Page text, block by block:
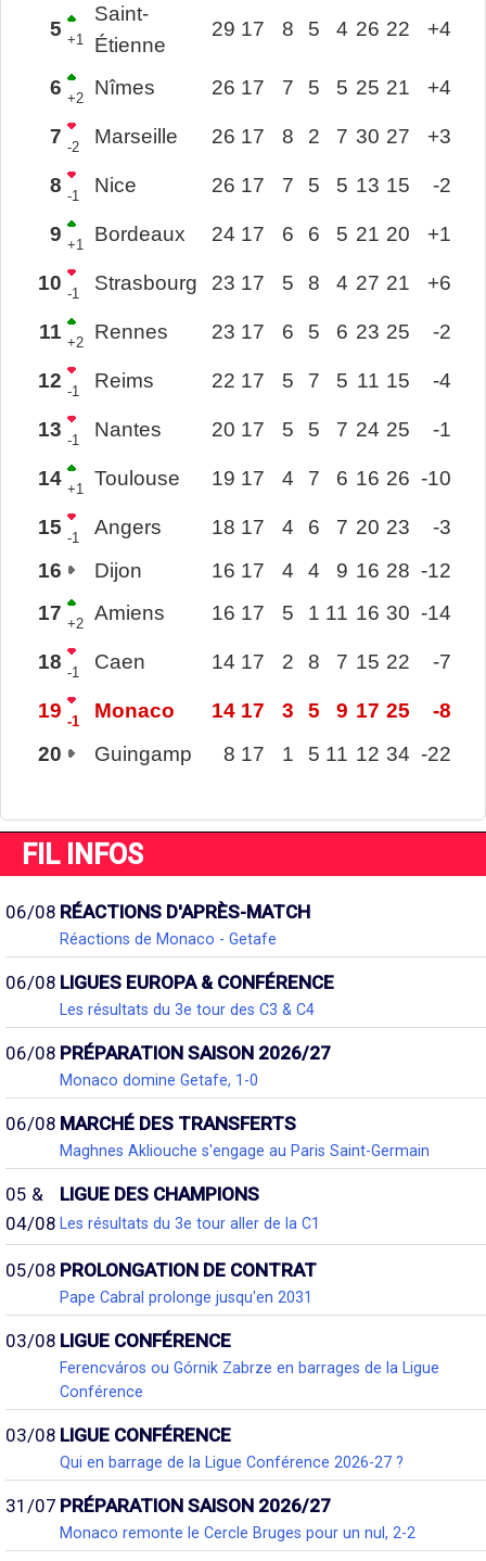
5 +1
Saint-
Étienne
29 17 8 5 4 26 22 +4
6 +2 Nîmes 26 17 7 5 5 25 21 +4
7 -2 Marseille 26 17 8 2 7 30 27 +3
8 -1 Nice 26 17 7 5 5 13 15 -2
9 +1 Bordeaux 24 17 6 6 5 21 20 +1
10 -1 Strasbourg 23 17 5 8 4 27 21 +6
11 +2 Rennes 23 17 6 5 6 23 25 -2
12 -1 Reims 22 17 5 7 5 11 15 -4
13 -1 Nantes 20 17 5 5 7 24 25 -1
14 +1 Toulouse 19 17 4 7 6 16 26 -10
15 -1 Angers 18 17 4 6 7 20 23
-3
16
Dijon 16 17 4 4 9 16 28 -12
17 +2 Amiens 16 17 5 1 11 16 30 -14
18 -1 Caen 14 17 2 8 7 15 22 -7
19 -1 Monaco 14 17 3 5 9 17 25
-8
20
Guingamp 8 17 1 5 11 12 34 -22
FIL INFOS
06/08 RÉACTIONS D'APRÈS-MATCH
Réactions de Monaco - Getafe
06/08 LIGUES EUROPA & CONFÉRENCE
Les résultats du 3e tour des C3 & C4
06/08 PRÉPARATION SAISON 2026/27
Monaco domine Getafe, 1-0
06/08 MARCHÉ DES TRANSFERTS
Maghnes Akliouche s'engage au Paris Saint-Germain
05 &
04/08
LIGUE DES CHAMPIONS
Les résultats du 3e tour aller de la C1
05/08 PROLONGATION DE CONTRAT
Pape Cabral prolonge jusqu'en 2031
03/08 LIGUE CONFÉRENCE
Ferencváros ou Górnik Zabrze en barrages de la Ligue
Conférence
03/08 LIGUE CONFÉRENCE
Qui en barrage de la Ligue Conférence 2026-27 ?
31/07 PRÉPARATION SAISON 2026/27
Monaco remonte le Cercle Bruges pour un nul, 2-2